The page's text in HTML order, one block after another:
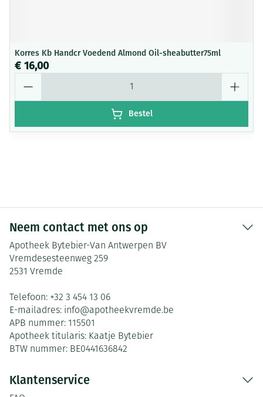
Korres Kb Handcr Voedend Almond Oil-sheabutter75ml
€ 16,00
Bestel
Neem contact met ons op
Apotheek Bytebier-Van Antwerpen BV
Vremdesesteenweg 259
2531 Vremde
Telefoon: +32 3 454 13 06
E-mailadres: info@apotheekvremde.be
APB nummer: 115501
Apotheek titularis: Kaatje Bytebier
BTW nummer: BE0441636842
Klantenservice